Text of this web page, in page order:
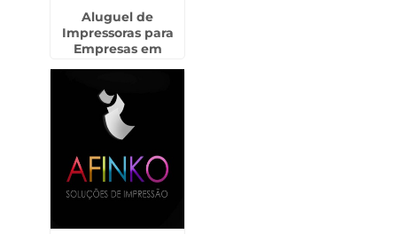
Aluguel de
Impressoras para
Empresas em